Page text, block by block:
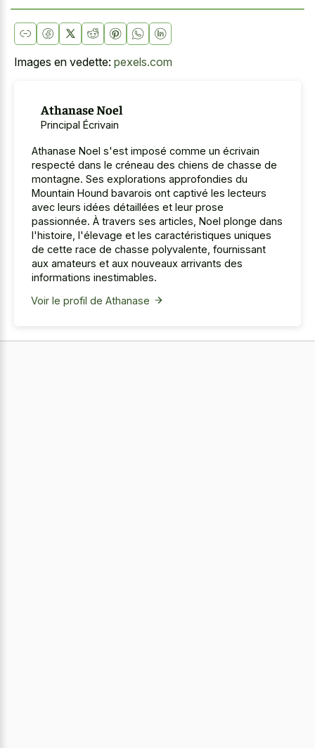
Images en vedette: pexels.com
Athanase Noel
Principal Écrivain
Athanase Noel s'est imposé comme un écrivain
respecté dans le créneau des chiens de chasse de
montagne. Ses explorations approfondies du
Mountain Hound bavarois ont captivé les lecteurs
avec leurs idées détaillées et leur prose
passionnée. À travers ses articles, Noel plonge dans
l'histoire, l'élevage et les caractéristiques uniques
de cette race de chasse polyvalente, fournissant
aux amateurs et aux nouveaux arrivants des
informations inestimables.
Voir le profil de Athanase